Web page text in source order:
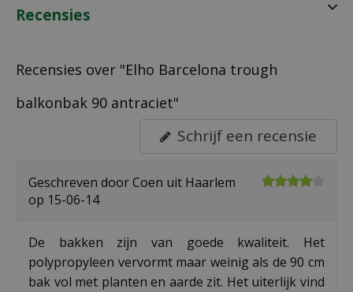
Recensies
Recensies over "Elho Barcelona trough
balkonbak 90 antraciet"
Schrijf een recensie
Geschreven doorCoen uit Haarlem
op 15-06-14
De bakken zijn van goede kwaliteit. Het
polypropyleen vervormt maar weinig als de 90 cm
bak vol met planten en aarde zit. Het uiterlijk vind